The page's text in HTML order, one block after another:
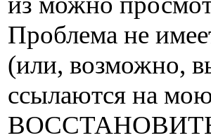
Проблема не
(или, возможно,
ссылаются на